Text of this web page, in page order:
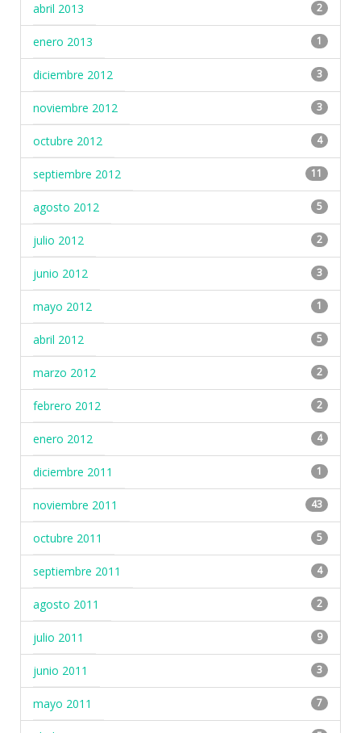
abril 2013 2
enero 2013 1
diciembre 2012 3
noviembre 2012 3
octubre 2012 4
septiembre 2012 11
agosto 2012 5
julio 2012 2
junio 2012 3
mayo 2012 1
abril 2012 5
marzo 2012 2
febrero 2012 2
enero 2012 4
diciembre 2011 1
noviembre 2011 43
octubre 2011 5
septiembre 2011 4
agosto 2011 2
julio 2011 9
junio 2011 3
mayo 2011 7